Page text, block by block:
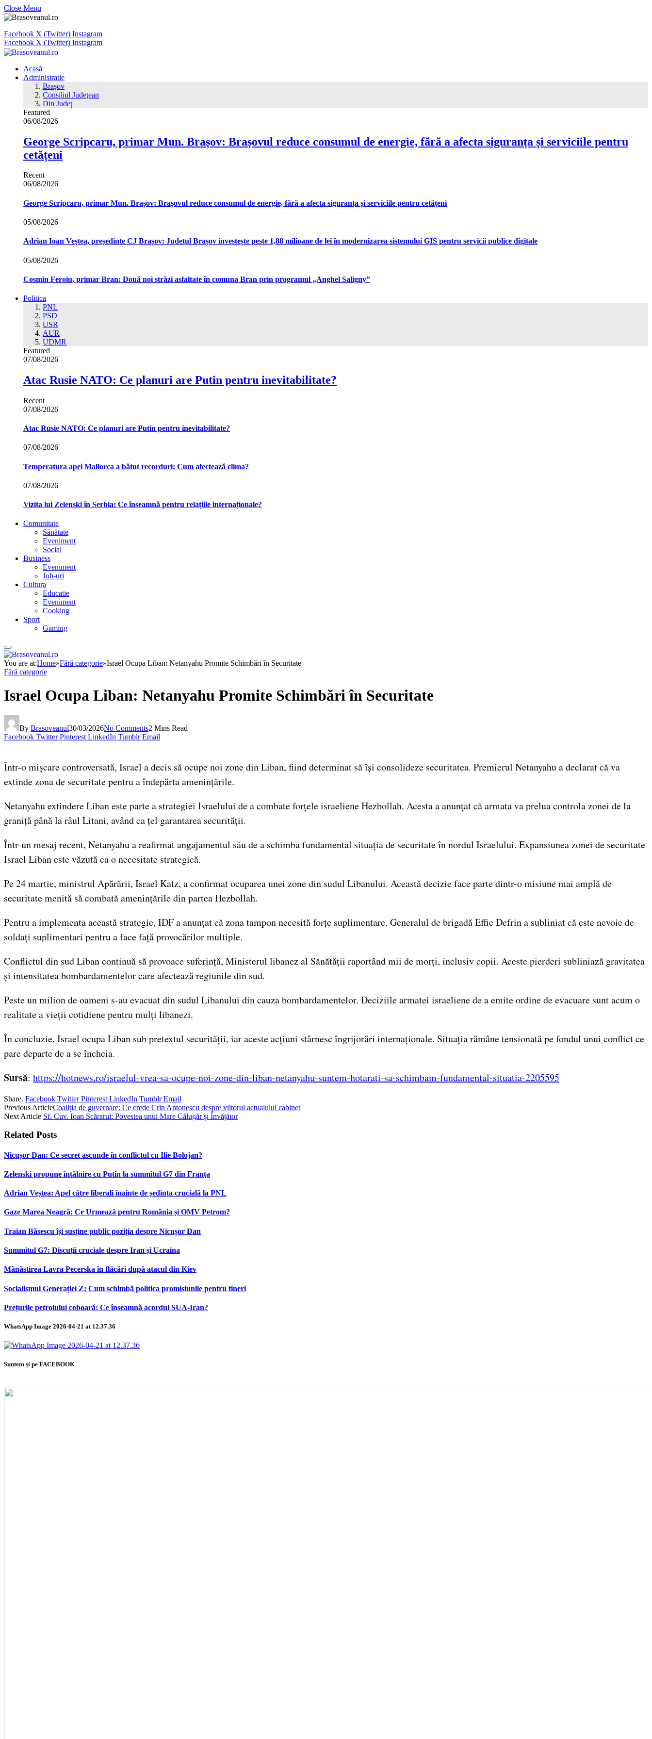
Close Menu
Facebook X (Twitter) Instagram
Facebook X (Twitter) Instagram
Acasă
Administratie
Braşov
Consiliul Judeţean
Din Judeţ
Featured
06/08/2026
George Scripcaru, primar Mun. Brașov: Brașovul reduce consumul de energie, fără a afecta siguranța și serviciile pentru
cetățeni
Recent
06/08/2026
George Scripcaru, primar Mun. Brașov: Brașovul reduce consumul de energie, fără a afecta siguranța și serviciile pentru cetățeni
05/08/2026
Adrian Ioan Veștea, președinte CJ Brașov: Județul Brașov investește peste 1,88 milioane de lei în modernizarea sistemului GIS pentru servicii publice digitale
05/08/2026
Cosmin Feroiu, primar Bran: Două noi străzi asfaltate în comuna Bran prin programul „Anghel Saligny”
Politica
PNL
PSD
USR
AUR
UDMR
Featured
07/08/2026
Atac Rusie NATO: Ce planuri are Putin pentru inevitabilitate?
Recent
07/08/2026
Atac Rusie NATO: Ce planuri are Putin pentru inevitabilitate?
07/08/2026
Temperatura apei Mallorca a bătut recorduri: Cum afectează clima?
07/08/2026
Vizita lui Zelenski în Serbia: Ce înseamnă pentru relațiile internaționale?
Comunitate
Sănătate
Eveniment
Social
Business
Eveniment
Job-uri
Cultura
Educatie
Eveniment
Cooking
Sport
Gaming
You are at:Home»Fără categorie»Israel Ocupa Liban: Netanyahu Promite Schimbări în Securitate
Fără categorie
Israel Ocupa Liban: Netanyahu Promite Schimbări în Securitate
By Brasoveanul30/03/2026No Comments2 Mins Read
Facebook Twitter Pinterest LinkedIn Tumblr Email
Într-o mișcare controversată, Israel a decis să ocupe noi zone din Liban, fiind determinat să își consolideze securitatea. Premierul Netanyahu a declarat că va
extinde zona de securitate pentru a îndepărta amenințările.
Netanyahu extindere Liban este parte a strategiei Israelului de a combate forțele israeliene Hezbollah. Acesta a anunțat că armata va prelua controla zonei de la
graniță până la râul Litani, având ca țel garantarea securității.
Într-un mesaj recent, Netanyahu a reafirmat angajamentul său de a schimba fundamental situația de securitate în nordul Israelului. Expansiunea zonei de securitate
Israel Liban este văzută ca o necesitate strategică.
Pe 24 martie, ministrul Apărării, Israel Katz, a confirmat ocuparea unei zone din sudul Libanului. Această decizie face parte dintr-o misiune mai amplă de
securitate menită să combată amenințările din partea Hezbollah.
Pentru a implementa această strategie, IDF a anunțat că zona tampon necesită forțe suplimentare. Generalul de brigadă Effie Defrin a subliniat că este nevoie de
soldați suplimentari pentru a face față provocărilor multiple.
Conflictul din sud Liban continuă să provoace suferință, Ministerul libanez al Sănătății raportând mii de morți, inclusiv copii. Aceste pierderi subliniază gravitatea
și intensitatea bombardamentelor care afectează regiunile din sud.
Peste un milion de oameni s-au evacuat din sudul Libanului din cauza bombardamentelor. Deciziile armatei israeliene de a emite ordine de evacuare sunt acum o
realitate a vieții cotidiene pentru mulți libanezi.
În concluzie, Israel ocupa Liban sub pretextul securității, iar aceste acțiuni stârnesc îngrijorări internaționale. Situația rămâne tensionată pe fondul unui conflict ce
pare departe de a se încheia.
Sursă: https://hotnews.ro/israelul-vrea-sa-ocupe-noi-zone-din-liban-netanyahu-suntem-hotarati-sa-schimbam-fundamental-situatia-2205595
Share. Facebook Twitter Pinterest LinkedIn Tumblr Email
Previous ArticleCoaliția de guvernare: Ce crede Crin Antonescu despre viitorul actualului cabinet
Next Article Sf. Cuv. Ioan Scărarul: Povestea unui Mare Călugăr și Învățător
Related Posts
Nicușor Dan: Ce secret ascunde în conflictul cu Ilie Bolojan?
Zelenski propune întâlnire cu Putin la summitul G7 din Franța
Adrian Veștea: Apel către liberali înainte de ședința crucială la PNL
Gaze Marea Neagră: Ce Urmează pentru România și OMV Petrom?
Traian Băsescu își susține public poziția despre Nicușor Dan
Summitul G7: Discuții cruciale despre Iran și Ucraina
Mănăstirea Lavra Pecerska în flăcări după atacul din Kiev
Socialismul Generației Z: Cum schimbă politica promisiunile pentru tineri
Prețurile petrolului coboară: Ce înseamnă acordul SUA-Iran?
WhatsApp Image 2026-04-21 at 12.37.36
Suntem și pe FACEBOOK